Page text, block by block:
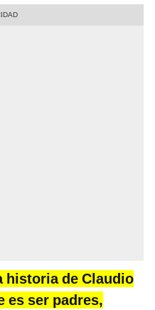
historia de Claudio
es ser padres,